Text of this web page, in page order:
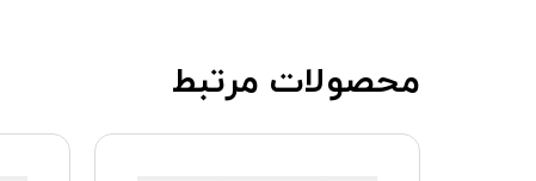
محصولات مرتبط